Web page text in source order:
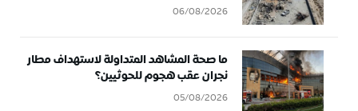
06/08/2026
ما صحة المشاهد المتداولة لاستهداف مطار
نجران عقب هجوم للحوثيين؟
05/08/2026